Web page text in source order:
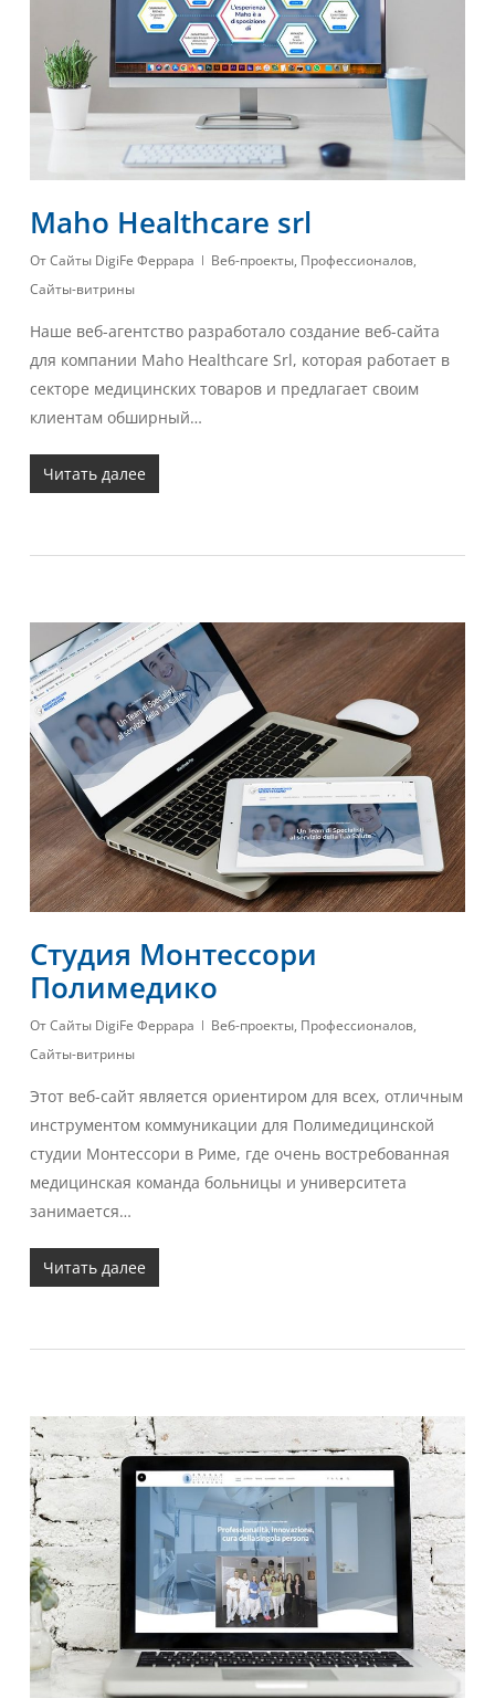
Maho Healthcare srl
ОтСайты DigiFe Феррара Веб-проекты, Профессионалов,
Сайты-витрины
Наше веб-агентство разработало создание веб-сайта
для компании Maho Healthcare Srl, которая работает в
секторе медицинских товаров и предлагает своим
клиентам обширный…
Читать далее
Студия Монтессори
Полимедико
ОтСайты DigiFe Феррара Веб-проекты, Профессионалов,
Сайты-витрины
Этот веб-сайт является ориентиром для всех, отличным
инструментом коммуникации для Полимедицинской
студии Монтессори в Риме, где очень востребованная
медицинская команда больницы и университета
занимается…
Читать далее